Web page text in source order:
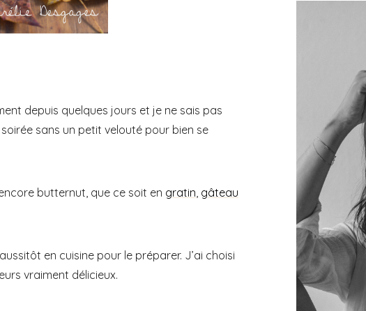
depuis quelques jours et je ne sais pas
sans un petit velouté pour bien se
butternut, que ce soit en gratin gâteau
en cuisine pour le préparer. J’ai choisi
vraiment délicieux.